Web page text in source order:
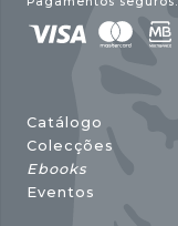
Catálogo
Colecções
Ebooks
Eventos